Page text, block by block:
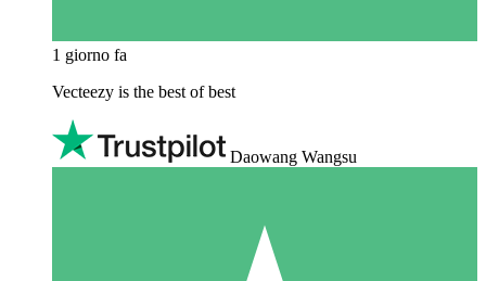
1 giorno fa
Vecteezy is the best of best
Daowang Wangsu